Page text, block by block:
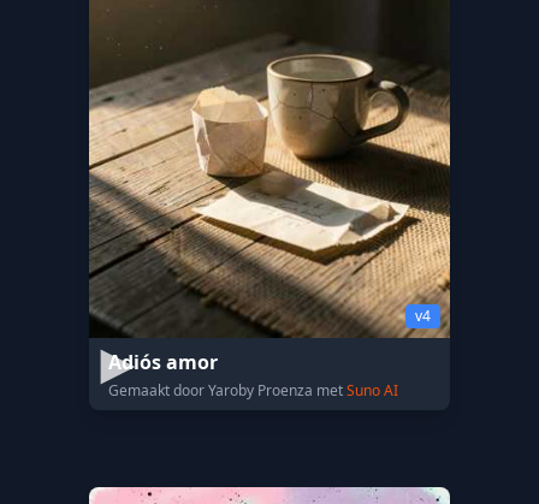
v4
Adiós amor
Gemaakt door Yaroby Proenza metSuno AI